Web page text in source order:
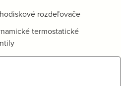
rozdeľovače
termostatické